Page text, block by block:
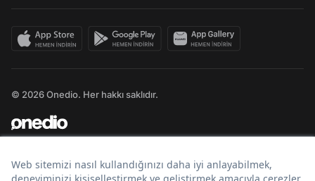
© 2026 Onedio. Her hakkı saklıdır.
Bir markasıdır.